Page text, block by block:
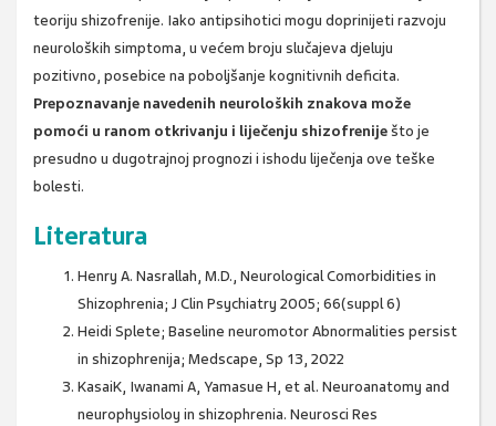
teoriju shizofrenije. Iako antipsihotici mogu doprinijeti razvoju
neuroloških simptoma, u većem broju slučajeva djeluju
pozitivno, posebice na poboljšanje kognitivnih deficita.
Prepoznavanje navedenih neuroloških znakova može
pomoći u ranom otkrivanju i liječenju shizofreniješto je
presudno u dugotrajnoj prognozi i ishodu liječenja ove teške
bolesti.
Literatura
Henry A. Nasrallah, M.D., Neurological Comorbidities in
Shizophrenia; J Clin Psychiatry 2005; 66(suppl 6)
Heidi Splete; Baseline neuromotor Abnormalities persist
in shizophrenija; Medscape, Sp 13, 2022
KasaiK, Iwanami A, Yamasue H, et al. Neuroanatomy and
neurophysioloy in shizophrenia. Neurosci Res